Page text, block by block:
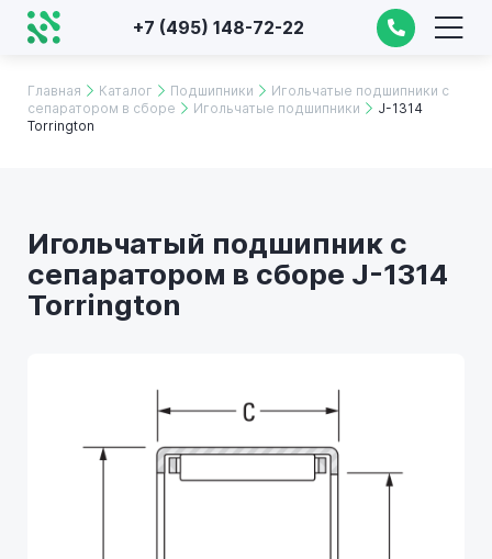
+7 (495) 148-72-22
Главная Каталог Подшипники
Игольчатые подшипники с
сепаратором в сборе
Игольчатые подшипники
J-1314
Torrington
Игольчатый подшипник с
сепаратором в сборе J-1314
Torrington